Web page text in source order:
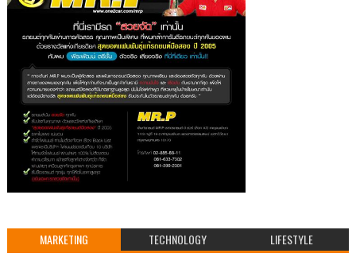
MARKETING TECHNOLOGY LIFESTYLE